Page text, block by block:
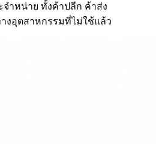
ำหน่าย ทั้งค้าปลีก ค้าส่ง
งอุตสาหกรรมที่ไม่ใช้แล้ว